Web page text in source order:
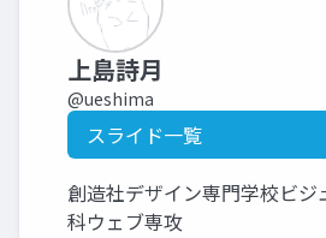
上島詩月
@ueshima
スライド一覧
創造社デザイン専門学校ビジ
科ウェブ専攻